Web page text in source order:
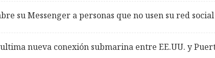
su Messenger a personas que no usen su red social
nueva conexión submarina entre EE.UU. y